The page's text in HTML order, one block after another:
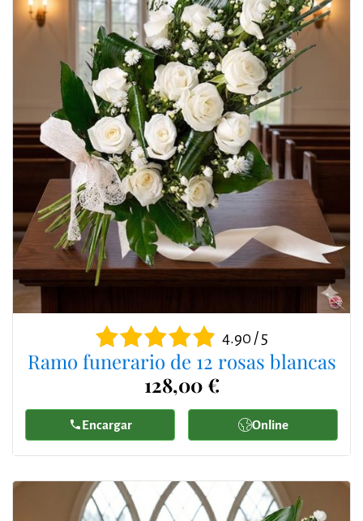
4.90 / 5
Ramo funerario de 12 rosas blancas
128,00 €
Encargar Online